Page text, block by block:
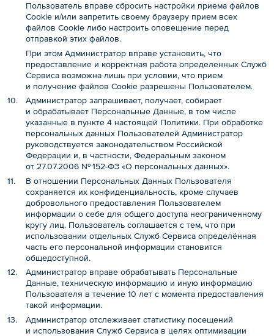
Пользователь вправе сбросить настройки приема файлов
Cookie и/или запретить своему браузеру прием всех
файлов Cookie либо настроить оповещение перед
отправкой этих файлов.
При этом Администратор вправе установить, что
предоставление и корректная работа определенных Служб
Сервиса возможна лишь при условии, что прием
и получение файлов Cookie разрешены Пользователем.
Администратор запрашивает, получает, собирает
и обрабатывает Персональные Данные, в том числе
указанные в пункте 4 настоящей Политики. При обработке
персональных данных Пользователей Администратор
руководствуется законодательством Российской
Федерации и, в частности, Федеральным законом
от 27.07.2006 № 152-ФЗ «О персональных данных».
В отношении Персональных Данных Пользователя
сохраняется их конфиденциальность, кроме случаев
добровольного предоставления Пользователем
информации о себе для общего доступа неограниченному
кругу лиц. Пользователь соглашается с тем, что при
использовании отдельных Служб Сервиса определённая
часть его персональной информации становится
общедоступной.
Администратор вправе обрабатывать Персональные
Данные, техническую информацию и иную информацию
Пользователя в течение 10 лет с момента предоставления
такой информации.
Администратор отслеживает статистику посещений
и использования Служб Сервиса в целях оптимизации